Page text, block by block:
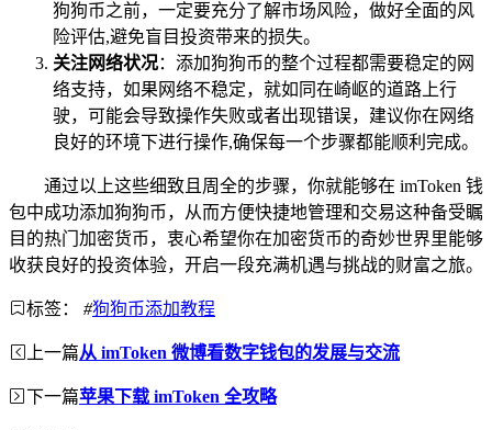
狗狗币之前，一定要充分了解市场风险，做好全面的风
险评估,避免盲目投资带来的损失。
关注网络状况：添加狗狗币的整个过程都需要稳定的网
络支持，如果网络不稳定，就如同在崎岖的道路上行
驶，可能会导致操作失败或者出现错误，建议你在网络
良好的环境下进行操作,确保每一个步骤都能顺利完成。
通过以上这些细致且周全的步骤，你就能够在 imToken 钱
包中成功添加狗狗币，从而方便快捷地管理和交易这种备受瞩
目的热门加密货币，衷心希望你在加密货币的奇妙世界里能够
收获良好的投资体验，开启一段充满机遇与挑战的财富之旅。
标签： #狗狗币添加教程
上一篇从 imToken 微博看数字钱包的发展与交流
下一篇苹果下载 imToken 全攻略